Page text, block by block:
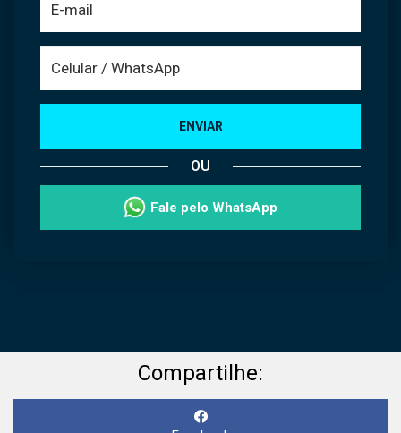
ENVIAR
OU
Fale pelo WhatsApp
Compartilhe: